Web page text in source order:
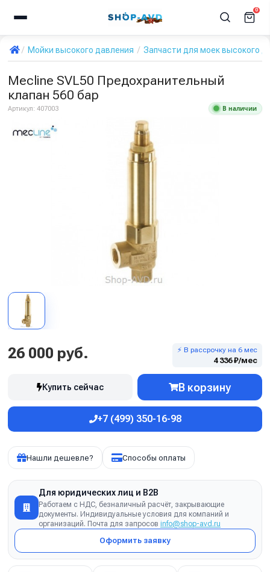
0
Мойки высокого давления Запчасти для моек высокого
Mecline SVL50 Предохранительный
клапан 560 бар
Артикул: 407003 В наличии
26 000 руб. ⚡ В рассрочку на 6 мес
4 336 ₽/мес
Купить сейчас В корзину
+7 (499) 350-16-98
Нашли дешевле? Способы оплаты
Для юридических лиц и B2B
Работаем с НДС, безналичный расчёт, закрывающие
документы. Индивидуальные условия для компаний и
организаций. Почта для запросов info@shop-avd.ru
Оформить заявку